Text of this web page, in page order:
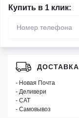
Купить в 1 клик:
ДОСТАВКА
- Новая Почта
- Деливери
- САТ
- Самовывоз